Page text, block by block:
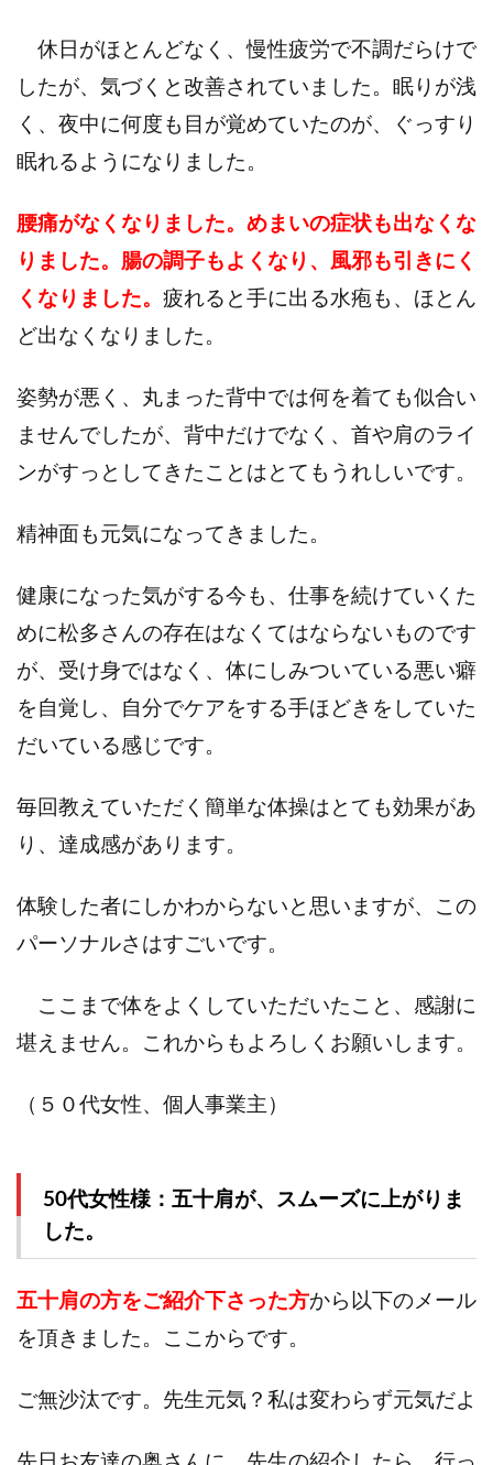
休日がほとんどなく、慢性疲労で不調だらけで
したが、気づくと改善されていました。眠りが浅
く、夜中に何度も目が覚めていたのが、ぐっすり
眠れるようになりました。
腰痛がなくなりました。めまいの症状も出なくな
りました。腸の調子もよくなり、風邪も引きにく
くなりました。 疲れると手に出る水疱も、ほとん
ど出なくなりました。
姿勢が悪く、丸まった背中では何を着ても似合い
ませんでしたが、背中だけでなく、首や肩のライ
ンがすっとしてきたことはとてもうれしいです。
精神面も元気になってきました。
健康になった気がする今も、仕事を続けていくた
めに松多さんの存在はなくてはならないものです
が、受け身ではなく、体にしみついている悪い癖
を自覚し、自分でケアをする手ほどきをしていた
だいている感じです。
毎回教えていただく簡単な体操はとても効果があ
り、達成感があります。
体験した者にしかわからないと思いますが、この
パーソナルさはすごいです。
ここまで体をよくしていただいたこと、感謝に
堪えません。これからもよろしくお願いします。
（５０代女性、個人事業主）
50代女性様：五十肩が、スムーズに上がりま
した。
五十肩の方をご紹介下さった方から以下のメール
を頂きました。ここからです。
ご無沙汰です。先生元気？私は変わらず元気だよ